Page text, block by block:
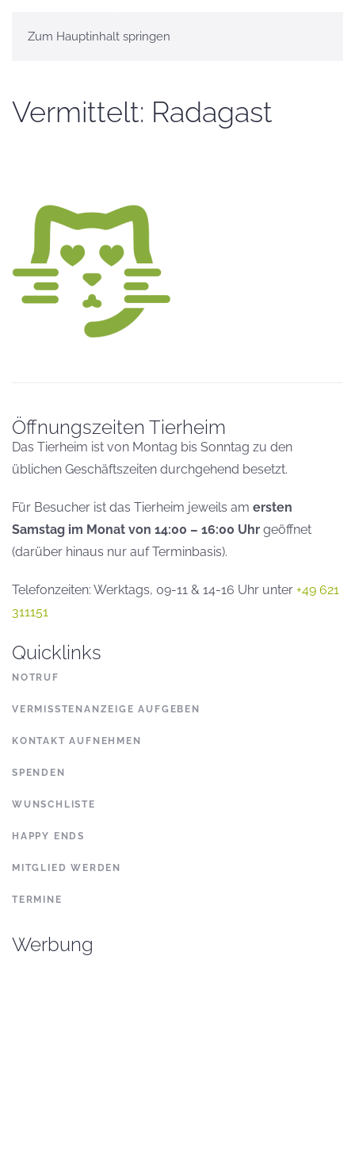
Zum Hauptinhalt springen
Vermittelt: Radagast
Öffnungszeiten Tierheim
Das Tierheim ist von Montag bis Sonntag zu den
üblichen Geschäftszeiten durchgehend besetzt.
Für Besucher ist das Tierheim jeweils am ersten
Samstag im Monat von 14:00 – 16:00 Uhr geöffnet
(darüber hinaus nur auf Terminbasis).
Telefonzeiten: Werktags, 09-11 & 14-16 Uhr unter +49 621
311151
Quicklinks
NOTRUF
VERMISSTENANZEIGE AUFGEBEN
KONTAKT AUFNEHMEN
SPENDEN
WUNSCHLISTE
HAPPY ENDS
MITGLIED WERDEN
TERMINE
Werbung